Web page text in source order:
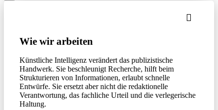
Wie wir arbeiten
Künstliche Intelligenz verändert das publizistische
Handwerk. Sie beschleunigt Recherche, hilft beim
Strukturieren von Informationen, erlaubt schnelle
Entwürfe. Sie ersetzt aber nicht die redaktionelle
Verantwortung, das fachliche Urteil und die verlegerische
Haltung.